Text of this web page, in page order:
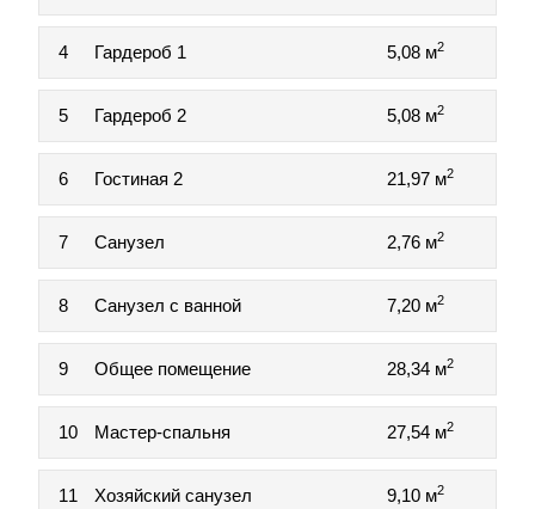
4 Гардероб 1 5,08 м2
5 Гардероб 2 5,08 м2
6 Гостиная 2 21,97 м2
7 Санузел 2,76 м2
8 Санузел с ванной 7,20 м2
9 Общее помещение 28,34 м2
10 Мастер-спальня 27,54 м2
11 Хозяйский санузел 9,10 м2